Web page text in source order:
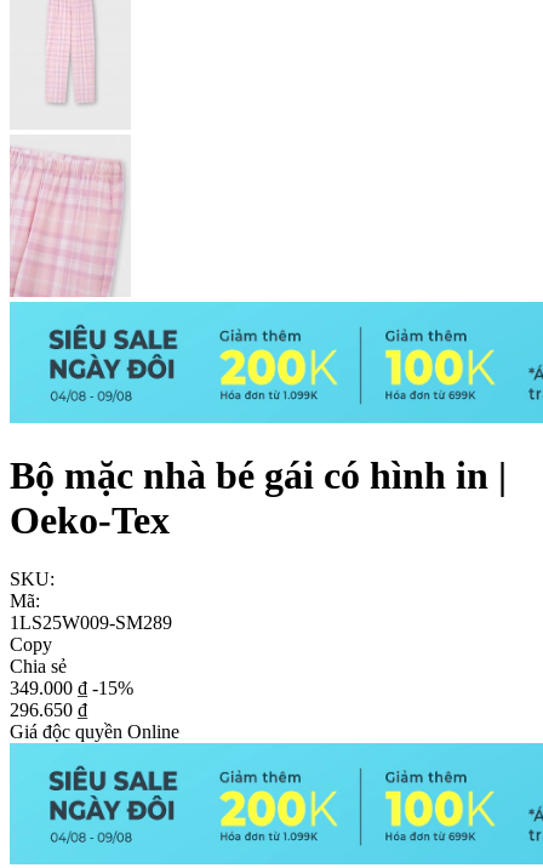
Bộ mặc nhà bé gái có hình in |
Oeko-Tex
SKU:
Mã:
1LS25W009-SM289
Copy
Chia sẻ
349.000 ₫ -15%
296.650 ₫
Giá độc quyền Online